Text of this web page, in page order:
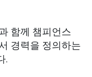
함께 챔피언스
경력을 정의하는
.